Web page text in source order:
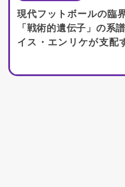
現代フットボールの臨
「戦術的遺伝子」の
イス・エンリケが支配